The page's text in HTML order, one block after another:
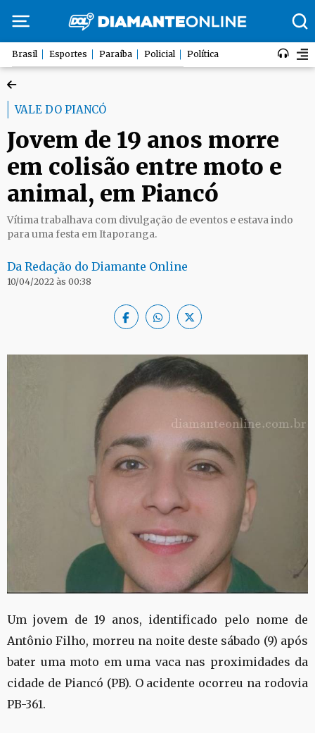
Brasil Esportes Paraíba Policial Política
VALE DO PIANCÓ
Jovem de 19 anos morre
em colisão entre moto e
animal, em Piancó
Vítima trabalhava com divulgação de eventos e estava indo
para uma festa em Itaporanga.
Da Redação do Diamante Online
10/04/2022 às 00:38
Um jovem de 19 anos, identificado pelo nome de
Antônio Filho, morreu na noite deste sábado (9) após
bater uma moto em uma vaca nas proximidades da
cidade de Piancó (PB). O acidente ocorreu na rodovia
PB-361.